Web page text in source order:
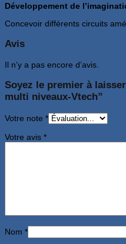
Développement de
Concevoir différents circuits
Avis
Il n’y a pas encore d’avis.
Soyez le premier à
multi niveaux-Vtech”
Votre note *
Votre avis *
Nom *